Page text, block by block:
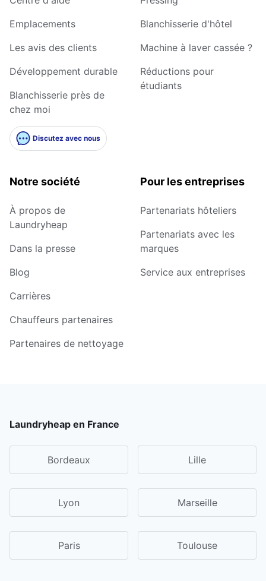
Emplacements
Les avis des clients
Développement durable
Blanchisserie près de
chez moi
Discutez avec nous
Blanchisserie d'hôtel
Machine à laver cassée ?
Réductions pour
étudiants
Notre société
À propos de
Laundryheap
Dans la presse
Blog
Carrières
Chauffeurs partenaires
Partenaires de nettoyage
Pour les entreprises
Partenariats hôteliers
Partenariats avec les
marques
Service aux entreprises
Laundryheap en France
Bordeaux Lille
Lyon Marseille
Paris Toulouse